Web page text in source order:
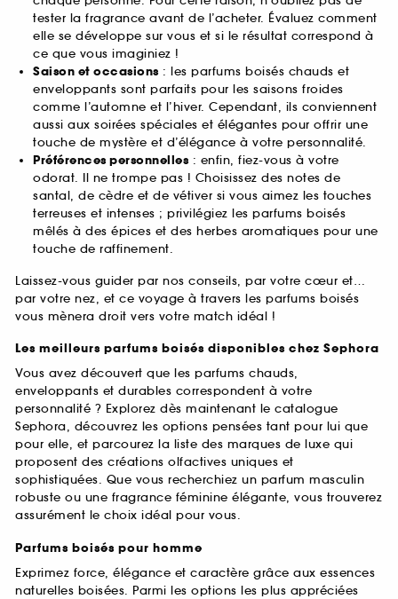
tester la fragrance avant de l’acheter. Évaluez comment
elle se développe sur vous et si le résultat correspond à
ce que vous imaginiez !
Saison et occasions: les parfums boisés chauds et
enveloppants sont parfaits pour les saisons froides
comme l’automne et l’hiver. Cependant, ils conviennent
aussi aux soirées spéciales et élégantes pour offrir une
touche de mystère et d’élégance à votre personnalité.
Préférences personnelles: enfin, fiez-vous à votre
odorat. Il ne trompe pas ! Choisissez des notes de
santal, de cèdre et de vétiver si vous aimez les touches
terreuses et intenses ; privilégiez les parfums boisés
mêlés à des épices et des herbes aromatiques pour une
touche de raffinement.
Laissez-vous guider par nos conseils, par votre cœur et…
par votre nez, et ce voyage à travers les parfums boisés
vous mènera droit vers votre match idéal !
Les meilleurs parfums boisés disponibles chez Sephora
Vous avez découvert que les parfums chauds,
enveloppants et durables correspondent à votre
personnalité ? Explorez dès maintenant le catalogue
Sephora, découvrez les options pensées tant pour lui que
pour elle, et parcourez la liste des marques de luxe qui
proposent des créations olfactives uniques et
sophistiquées. Que vous recherchiez un parfum masculin
robuste ou une fragrance féminine élégante, vous trouverez
assurément le choix idéal pour vous.
Parfums boisés pour homme
Exprimez force, élégance et caractère grâce aux essences
naturelles boisées. Parmi les options les plus appréciées